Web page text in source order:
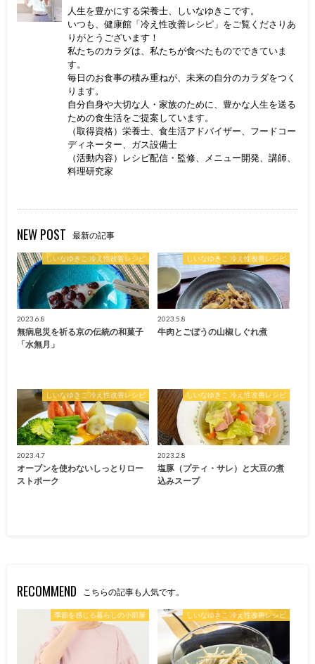
人生を豊かにする栄養士、しいなゆきこです。
いつも、健康館「冷え性改善レシピ」をご覧くださりあ
りがとうございます！
私たちのカラダは、私たちが食べたものでできていま
す。
毎日のお食事の積み重ねが、未来の自分のカラダをつく
ります。
自分自身や大切な人・家族のために、豊かな人生を送る
ための食生活をご提案しています。
（取得資格）栄養士、食生活アドバイザー、フードコー
ディネーター、ガス設備士
（活動内容）レシピ配信・監修、メニュー開発、講師、
料理研究家
NEW POST 最新の記事
しいなゆきこ 冷え性改善レシピ
2023.6.8
無病息災を祈る京の伝統の和菓子
「水無月」
しいなゆきこ 冷え性改善レシピ
2023.5.8
牛肉とごぼうの山椒しぐれ煮
しいなゆきこ 冷え性改善レシピ
2023.4.7
オーブンを使わないしっとりロー
ストポーク
しいなゆきこ 冷え性改善レシピ
2023.2.8
塩豚（プティ・サレ）と大豆の煮
込みスープ
RECOMMEND こちらの記事も人気です。
季節を感じる暮らしの小部屋 しいなゆきこ 冷え性改善レシピ